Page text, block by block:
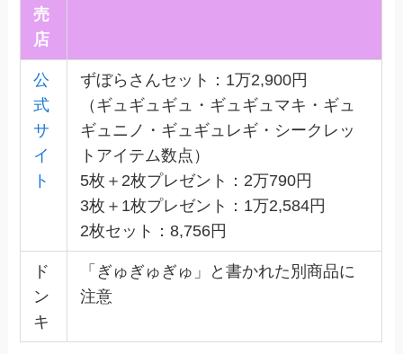
売
店
公
式
サ
イ
ト
ずぼらさんセット：1万2,900円
（ギュギュギュ・ギュギュマキ・ギュ
ギュニノ・ギュギュレギ・シークレッ
トアイテム数点）
5枚＋2枚プレゼント：2万790円
3枚＋1枚プレゼント：1万2,584円
2枚セット：8,756円
ド
ン
キ
「ぎゅぎゅぎゅ」と書かれた別商品に
注意